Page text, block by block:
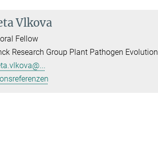
Vlkova
Fellow
Research Group Plant Pathogen Evolution